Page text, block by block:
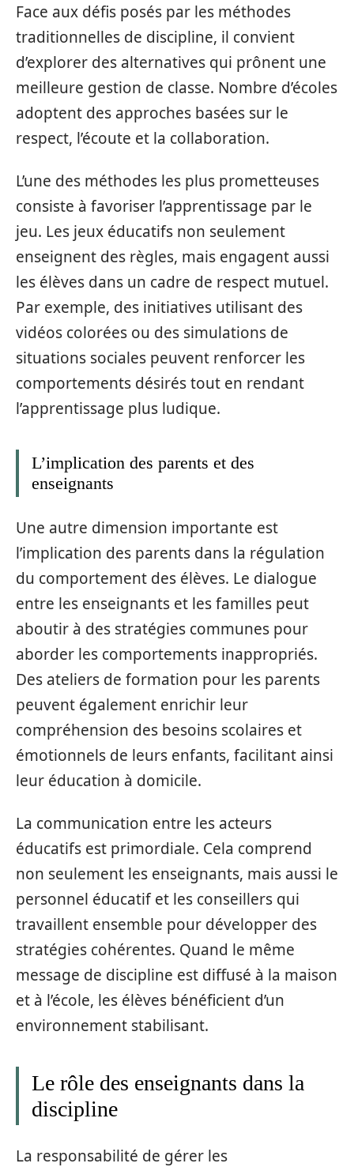
Face aux défis posés par les méthodes
traditionnelles de discipline, il convient
d’explorer des alternatives qui prônent une
meilleure gestion de classe. Nombre d’écoles
adoptent des approches basées sur le
respect, l’écoute et la collaboration.
L’une des méthodes les plus prometteuses
consiste à favoriser l’apprentissage par le
jeu. Les jeux éducatifs non seulement
enseignent des règles, mais engagent aussi
les élèves dans un cadre de respect mutuel.
Par exemple, des initiatives utilisant des
vidéos colorées ou des simulations de
situations sociales peuvent renforcer les
comportements désirés tout en rendant
l’apprentissage plus ludique.
L’implication des parents et des
enseignants
Une autre dimension importante est
l’implication des parents dans la régulation
du comportement des élèves. Le dialogue
entre les enseignants et les familles peut
aboutir à des stratégies communes pour
aborder les comportements inappropriés.
Des ateliers de formation pour les parents
peuvent également enrichir leur
compréhension des besoins scolaires et
émotionnels de leurs enfants, facilitant ainsi
leur éducation à domicile.
La communication entre les acteurs
éducatifs est primordiale. Cela comprend
non seulement les enseignants, mais aussi le
personnel éducatif et les conseillers qui
travaillent ensemble pour développer des
stratégies cohérentes. Quand le même
message de discipline est diffusé à la maison
et à l’école, les élèves bénéficient d’un
environnement stabilisant.
Le rôle des enseignants dans la
discipline
La responsabilité de gérer les